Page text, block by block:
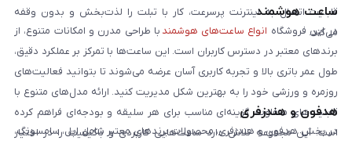
قابلیت اتصال به اینترنت پرسرعت، کار با تبلت را لذت‌بخش و بدون وقفه
می‌کند.
ساعت هوشمند
در این فروشگاه انواع ساعت‌های هوشمند با طراحی مدرن و امکانات متنوع، از
برندهای معتبر در دسترس کاربران است. این ساعت‌ها با تمرکز بر عملکرد دقیق،
طول عمر باتری بالا و تجربه کاربری آسان عرضه می‌شوند تا بتوانید فعالیت‌های
روزمره و ورزشی خود را به بهترین شکل مدیریت کنید. ارائه مدل‌های متنوع با
قابلیت‌های متفاوت، گزینه‌ای مناسب برای هر سلیقه و بودجه‌ای فراهم کرده
است. این مجموعه تلاش دارد ساعت‌هایی کاربردی و باکیفیت را در اختیار
هدفون و هندزفری
در بخش هدفون و هندزفری، محصولات برندهای معتبر شامل اپل، سامسونگ،